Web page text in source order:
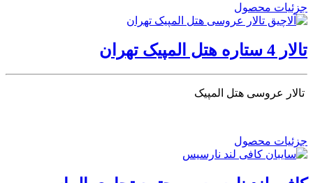
جزئیات محصول
تالار 4 ستاره هتل المپیک تهران
تالار عروسی هتل المپیک
جزئیات محصول